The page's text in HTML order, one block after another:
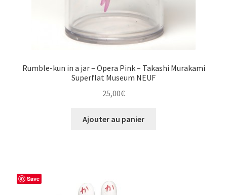
Rumble-kun in a jar – Opera Pink – Takashi Murakami
Superflat Museum NEUF
25,00€
Ajouter au panier
Save